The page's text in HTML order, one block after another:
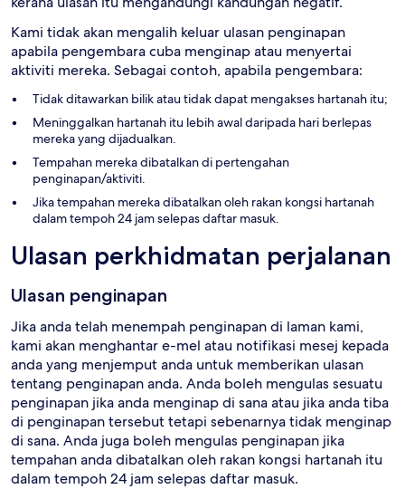
Kami tidak akan mengalih keluar ulasan penginapan
apabila pengembara cuba menginap atau menyertai
aktiviti mereka. Sebagai contoh, apabila pengembara:
Tidak ditawarkan bilik atau tidak dapat mengakses hartanah itu;
Meninggalkan hartanah itu lebih awal daripada hari berlepas
mereka yang dijadualkan.
Tempahan mereka dibatalkan di pertengahan
penginapan/aktiviti.
Jika tempahan mereka dibatalkan oleh rakan kongsi hartanah
dalam tempoh 24 jam selepas daftar masuk.
Ulasan perkhidmatan perjalanan
Ulasan penginapan
Jika anda telah menempah penginapan di laman kami,
kami akan menghantar e-mel atau notifikasi mesej kepada
anda yang menjemput anda untuk memberikan ulasan
tentang penginapan anda. Anda boleh mengulas sesuatu
penginapan jika anda menginap di sana atau jika anda tiba
di penginapan tersebut tetapi sebenarnya tidak menginap
di sana. Anda juga boleh mengulas penginapan jika
tempahan anda dibatalkan oleh rakan kongsi hartanah itu
dalam tempoh 24 jam selepas daftar masuk.